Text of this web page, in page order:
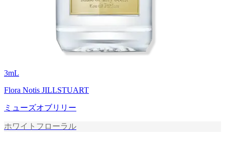
3mL
Flora Notis JILLSTUART
ミューズオブリリー
ホワイトフローラル